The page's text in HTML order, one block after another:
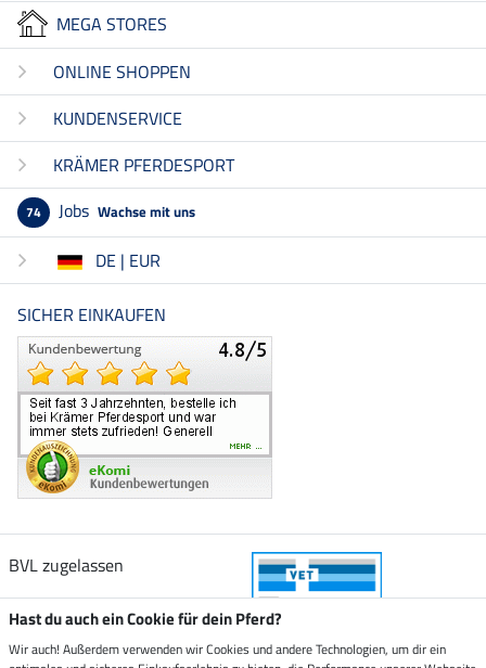
MEGA STORES
ONLINE SHOPPEN
KUNDENSERVICE
KRÄMER PFERDESPORT
74 Jobs Wachse mit uns
DE | EUR
SICHER EINKAUFEN
BVL zugelassen
Hast du auch ein Cookie für dein Pferd?
Wir auch! Außerdem verwenden wir Cookies und andere Technologien, um dir ein